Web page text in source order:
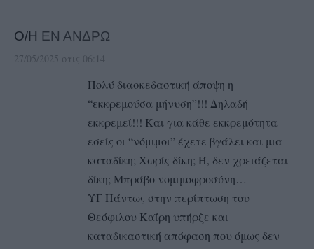
Ο/Η ΕΝ ΑΝΔΡΩ
27/05/2025 στις 06:14
Πολύ διασκεδαστική άποψη η
“εκκρεμούσα μήνυση”!!! Δηλαδή
εκκρεμεί!!! Και για κάθε εκκρεμότητα
εσείς οι “νόμιμοι” έχετε βγάλει και μια
καταδίκη; Χωρίς δίκη; Ή, δεν χρειάζεται
δίκη; Μπράβο νομιμοφροσύνη…
ΥΓ Πάντως στην περίπτωση του
Θεόφιλου Καΐρη υπήρξε και
καταδικαστική απόφαση που όμως δεν